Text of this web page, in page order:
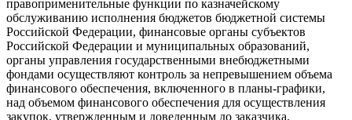
правоприменительные функции по казначейскому
обслуживанию исполнения бюджетов бюджетной системы
Российской Федерации, финансовые органы субъектов
Российской Федерации и муниципальных образований,
органы управления государственными внебюджетными
фондами осуществляют контроль за непревышением объема
финансового обеспечения, включенного в планы-графики,
над объемом финансового обеспечения для осуществления
закупок, утвержденным и доведенным до заказчика.